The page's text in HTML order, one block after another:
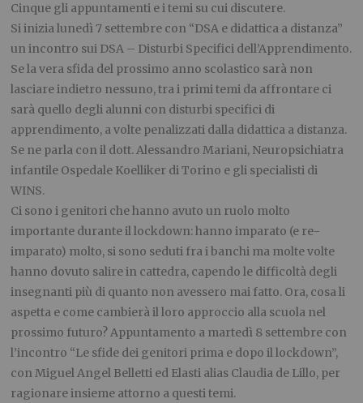
Cinque gli appuntamenti e i temi su cui discutere.
Si inizia lunedì 7 settembre con “DSA e didattica a distanza”
un incontro sui DSA – Disturbi Specifici dell’Apprendimento.
Se la vera sfida del prossimo anno scolastico sarà non
lasciare indietro nessuno, tra i primi temi da affrontare ci
sarà quello degli alunni con disturbi specifici di
apprendimento, a volte penalizzati dalla didattica a distanza.
Se ne parla con il dott. Alessandro Mariani, Neuropsichiatra
infantile Ospedale Koelliker di Torino e gli specialisti di
WINS.
Ci sono i genitori che hanno avuto un ruolo molto
importante durante il lockdown: hanno imparato (e re-
imparato) molto, si sono seduti fra i banchi ma molte volte
hanno dovuto salire in cattedra, capendo le difficoltà degli
insegnanti più di quanto non avessero mai fatto. Ora, cosa li
aspetta e come cambierà il loro approccio alla scuola nel
prossimo futuro? Appuntamento a martedì 8 settembre con
l’incontro “Le sfide dei genitori prima e dopo il lockdown”,
con Miguel Angel Belletti ed Elasti alias Claudia de Lillo, per
ragionare insieme attorno a questi temi.